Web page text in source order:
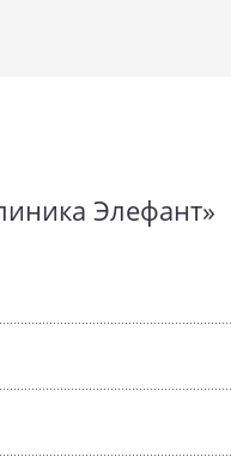
Элефант»